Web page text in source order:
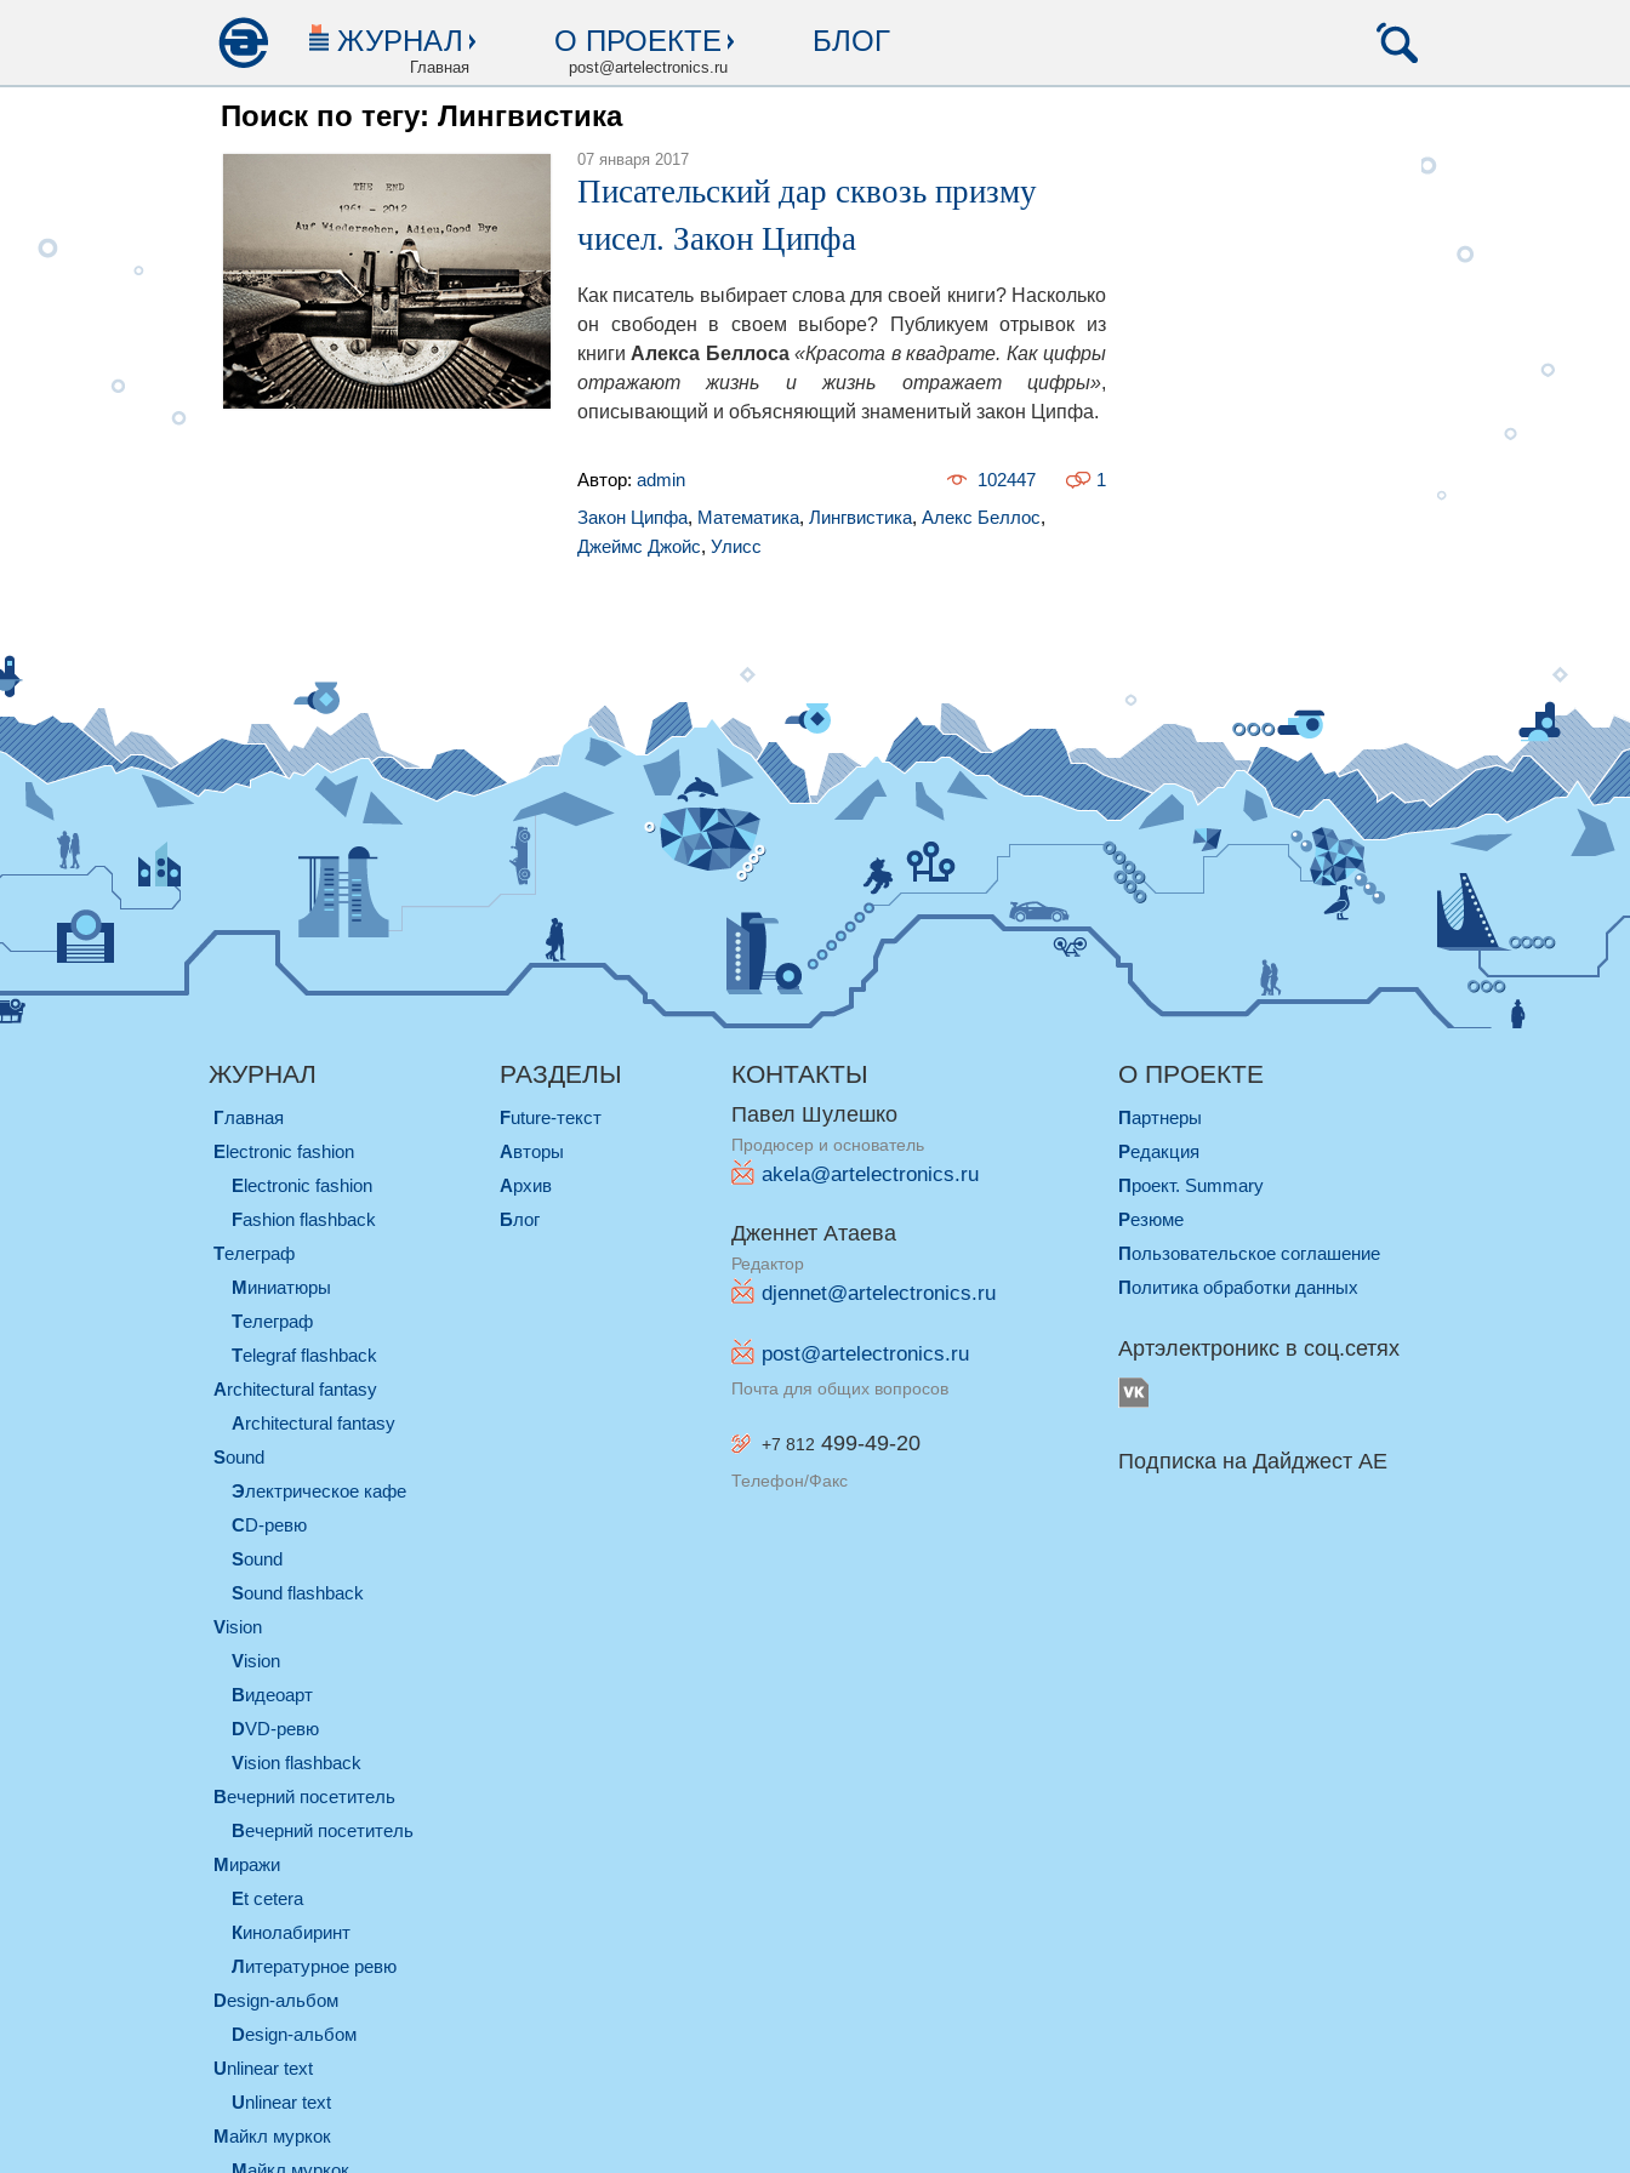
ЖУРНАЛ
Главная
О ПРОЕКТЕ
post@artelectronics.ru
БЛОГ
Поиск по тегу: Лингвистика
07 января 2017
Писательский дар сквозь призму
чисел. Закон Ципфа
Как писатель выбирает слова для своей книги? Насколько
он свободен в своем выборе? Публикуем отрывок из
книги Алекса Беллоса «Красота в квадрате. Как цифры
отражают жизнь и жизнь отражает цифры»,
описывающий и объясняющий знаменитый закон Ципфа.
Автор: admin 1
102447
Закон Ципфа, Математика, Лингвистика, Алекс Беллос,
Джеймс Джойс, Улисс
ЖУРНАЛ
Главная
electronic fashion
electronic fashion
Fashion flashback
телеграф
миниатюры
телеграф
Telegraf flashback
architectural fantasy
architectural fantasy
sound
электрическое кафе
CD-ревю
sound
Sound flashback
vision
vision
видеоарт
DVD-ревю
Vision flashback
вечерний посетитель
вечерний посетитель
миражи
et cetera
кинолабиринт
литературное ревю
design-альбом
design-альбом
unlinear text
Unlinear text
майкл муркок
РАЗДЕЛЫ
Future-текст
Авторы
Архив
Блог
КОНТАКТЫ
Павел Шулешко
Продюсер и основатель
akela@artelectronics.ru
Дженнет Атаева
Редактор
djennet@artelectronics.ru
post@artelectronics.ru
Почта для общих вопросов
+7 812 499-49-20
Телефон/Факс
О ПРОЕКТЕ
Партнеры
Редакция
Проект. Summary
Резюме
Пользовательское соглашение
Политика обработки данных
Артэлектроникс в соц.сетях
Подписка на Дайджест AE